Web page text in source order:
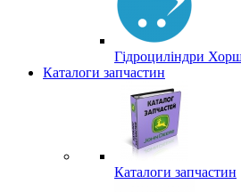
Гідроциліндри
Каталоги запчастин
Каталоги запчастин